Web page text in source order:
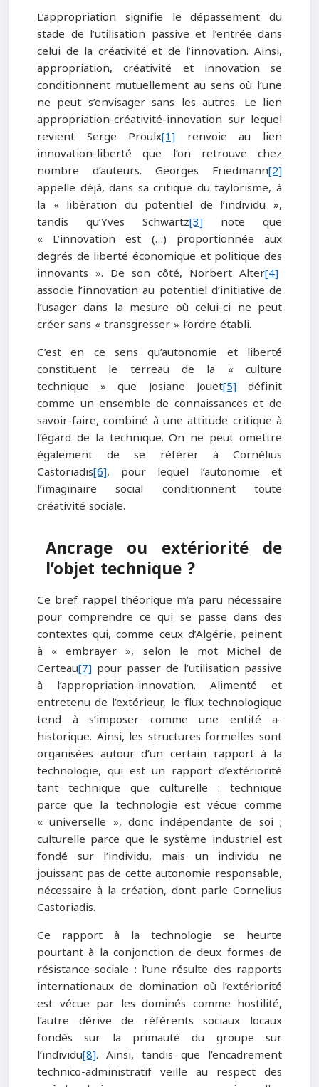
L’appropriation signifie le dépassement du
stade de l’utilisation passive et l’entrée dans
celui de la créativité et de l’innovation. Ainsi,
appropriation, créativité et innovation se
conditionnent mutuellement au sens où l’une
ne peut s’envisager sans les autres. Le lien
appropriation-créativité-innovation sur lequel
revient Serge Proulx[1] renvoie au lien
innovation-liberté que l’on retrouve chez
nombre d’auteurs. Georges Friedmann[2]
appelle déjà, dans sa critique du taylorisme, à
la « libération du potentiel de l’individu »,
tandis qu’Yves Schwartz[3] note que
« L’innovation est (…) proportionnée aux
degrés de liberté économique et politique des
innovants ». De son côté, Norbert Alter[4]
associe l’innovation au potentiel d’initiative de
l’usager dans la mesure où celui-ci ne peut
créer sans « transgresser » l’ordre établi.
C’est en ce sens qu’autonomie et liberté
constituent le terreau de la « culture
technique » que Josiane Jouët[5]définit
comme un ensemble de connaissances et de
savoir-faire, combiné à une attitude critique à
l’égard de la technique. On ne peut omettre
également de se référer à Cornélius
Castoriadis[6], pour lequel l’autonomie et
l’imaginaire social conditionnent toute
créativité sociale.
Ancrage ou extériorité de
l’objet technique ?
Ce bref rappel théorique m’a paru nécessaire
pour comprendre ce qui se passe dans des
contextes qui, comme ceux d’Algérie, peinent
à « embrayer », selon le mot Michel de
Certeau[7] pour passer de l’utilisation passive
à l’appropriation-innovation. Alimenté et
entretenu de l’extérieur, le flux technologique
tend à s’imposer comme une entité a-
historique. Ainsi, les structures formelles sont
organisées autour d’un certain rapport à la
technologie, qui est un rapport d’extériorité
tant technique que culturelle : technique
parce que la technologie est vécue comme
« universelle », donc indépendante de soi ;
culturelle parce que le système industriel est
fondé sur l’individu, mais un individu ne
jouissant pas de cette autonomie responsable,
nécessaire à la création, dont parle Cornelius
Castoriadis.
Ce rapport à la technologie se heurte
pourtant à la conjonction de deux formes de
résistance sociale : l’une résulte des rapports
internationaux de domination où l’extériorité
est vécue par les dominés comme hostilité,
l’autre dérive de référents sociaux locaux
fondés sur la primauté du groupe sur
l’individu[8]. Ainsi, tandis que l’encadrement
technico-administratif veille au respect des